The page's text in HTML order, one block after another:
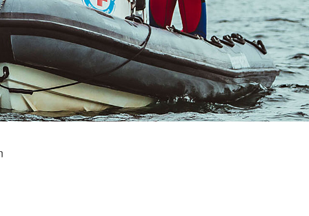
Wohlfahrt und Sozialarbeit
Generalsekretariat
Rotes Kreuz international
AGB, Impressum &
Datenschutz
Allgemeine Geschäftsbedingungen
(AGB)
Datenschutzerklärung